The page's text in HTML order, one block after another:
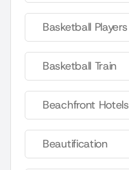
Basketball Players
Basketball Train
Beachfront Hotels
Beautification